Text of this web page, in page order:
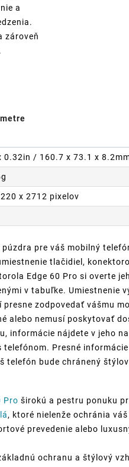
a
zároveň
0.32in / 160.7 x 73.1 x
x 2712 pixelov
pre váš mobilný
tlačidiel,
Edge 60 Pro si overte
v tabuľke. Umiestnenie
zodpovedať vášmu
alebo nemusí poskytovať
informácie nájdete v jeho
Presné
telefón bude chránený
Pro širokú a pestru ponuku
, ktoré nielenže ochránia
prevedenie alebo
ochranu a štýlový